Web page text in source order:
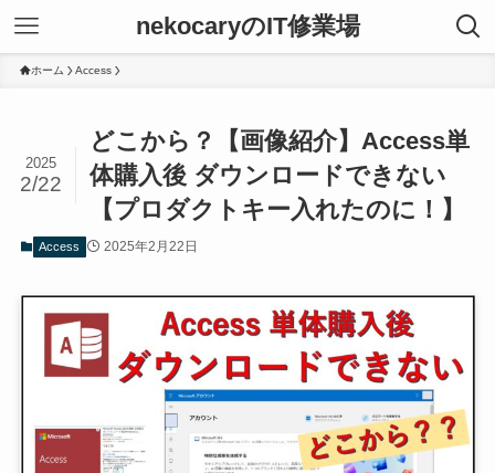
nekocaryのIT修業場
ホーム Access
どこから？【画像紹介】Access単
体購入後 ダウンロードできない
【プロダクトキー入れたのに！】
2025
2/22
Access 2025年2月22日